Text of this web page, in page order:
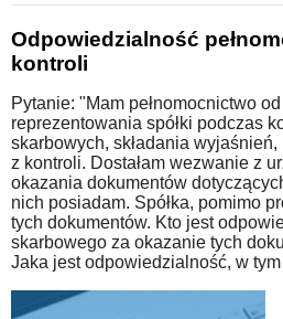
Odpowiedzialność
kontroli
Pytanie: "Mam pełnomocnictwo
reprezentowania spółki podczas
skarbowych, składania
z kontroli. Dostałam wezwanie z
okazania dokumentów
nich posiadam. Spółka, pomimo
tych dokumentów. Kto jest
skarbowego za okazanie tych
Jaka jest odpowiedzialność, w